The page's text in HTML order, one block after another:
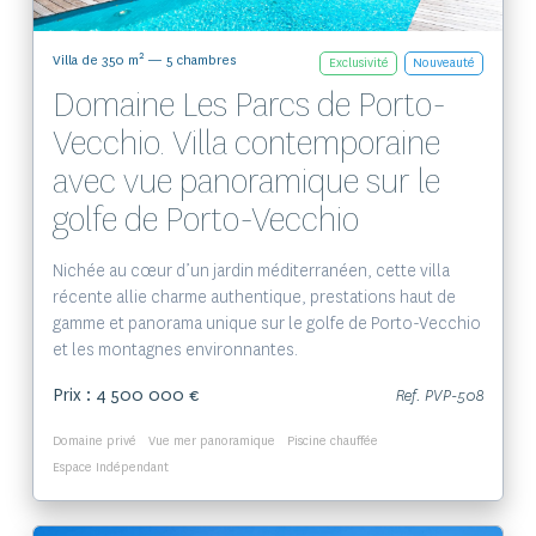
Villa de 350 m2— 5 chambres Exclusivité Nouveauté
Domaine Les Parcs de Porto-
Vecchio. Villa contemporaine
avec vue panoramique sur le
golfe de Porto-Vecchio
Nichée au cœur d’un jardin méditerranéen, cette villa
récente allie charme authentique, prestations haut de
gamme et panorama unique sur le golfe de Porto-Vecchio
et les montagnes environnantes.
Prix : 4 500 000 €
Ref. PVP-508
Domaine privé Vue mer panoramique
Piscine chauffée
Espace Indépendant